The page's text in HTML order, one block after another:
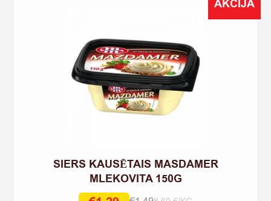
SIERS KAUSĒTAIS MASDAMER
MLEKOVITA 150G
AKCIJA